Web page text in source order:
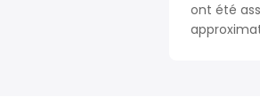
ont été